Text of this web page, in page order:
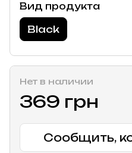
Вид продукта
Black
Нет в наличии
369 грн
Сообщить,